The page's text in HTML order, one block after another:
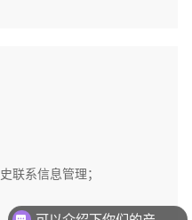
联系信息管理；